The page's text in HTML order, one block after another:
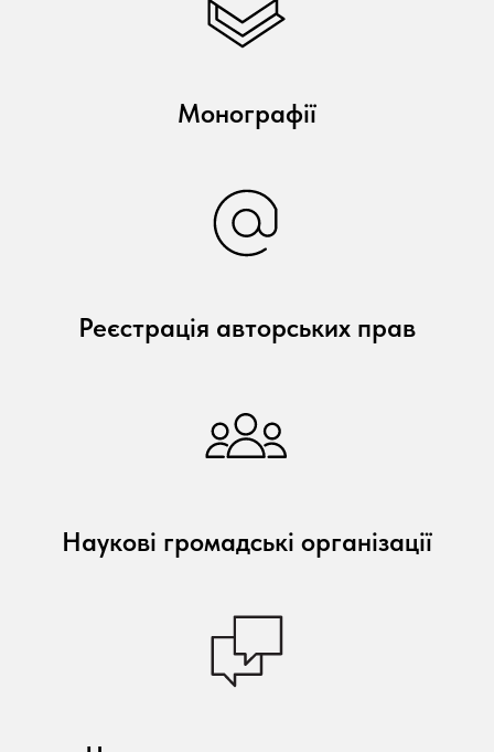
Монографії
Реєстрація авторських прав
Наукові громадські організації